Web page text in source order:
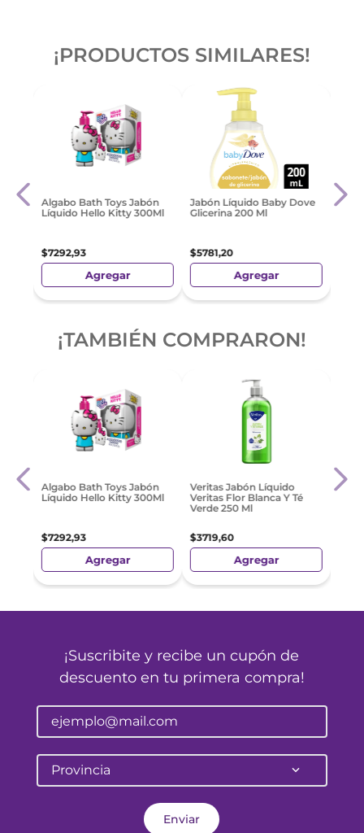
¡PRODUCTOS SIMILARES!
Algabo Bath Toys Jabón
Líquido Hello Kitty 300Ml
$7292,93
Agregar
Jabón Líquido Baby Dove
Glicerina 200 Ml
$5781,20
Agregar
¡TAMBIÉN COMPRARON!
Algabo Bath Toys Jabón
Líquido Hello Kitty 300Ml
$7292,93
Agregar
Veritas Jabón Líquido
Veritas Flor Blanca Y Té
Verde 250 Ml
$3719,60
Agregar
¡Suscribite y recibe un cupón de
descuento en tu primera compra!
Provincia
Enviar